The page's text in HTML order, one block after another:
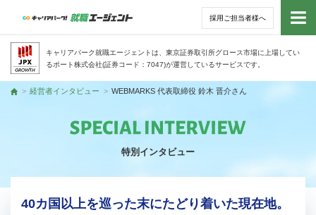
採用ご担当者様へ
キャリアパーク就職エージェントは、東京証券取引所グロース市場に上場してい
るポート株式会社(証券コード：7047)が運営しているサービスです。
トッ
トップ
経営者インタビュー WEBMARKS 代表取締役 鈴木 晋介さん
特別インタビュー
40カ国以上を巡った末にたどり着いた現在地。